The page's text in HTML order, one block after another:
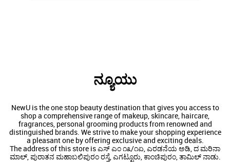
ನ್ಯೂಯು
NewU is the one stop beauty destination that gives you access to
shop a comprehensive range of makeup, skincare, haircare,
fragrances, personal grooming products from renowned and
distinguished brands. We strive to make your shopping experience
a pleasant one by offering exclusive and exciting deals.
The address of this store is ಎಸ್ ಎಂ ೧೩/೧ಏ, ಎರಡನೆಯ ಅಡಿ, ದ ಮರಿನಾ
ಮಾಲ್, ಪುರಾತನ ಮಹಾಬಲಿಪುರಂ ರಸ್ತೆ, ಎಗಟ್ಟೂರು, ಕಾಂಚಿಪುರಂ, ತಾಮಿಲ್ ನಾಡು.